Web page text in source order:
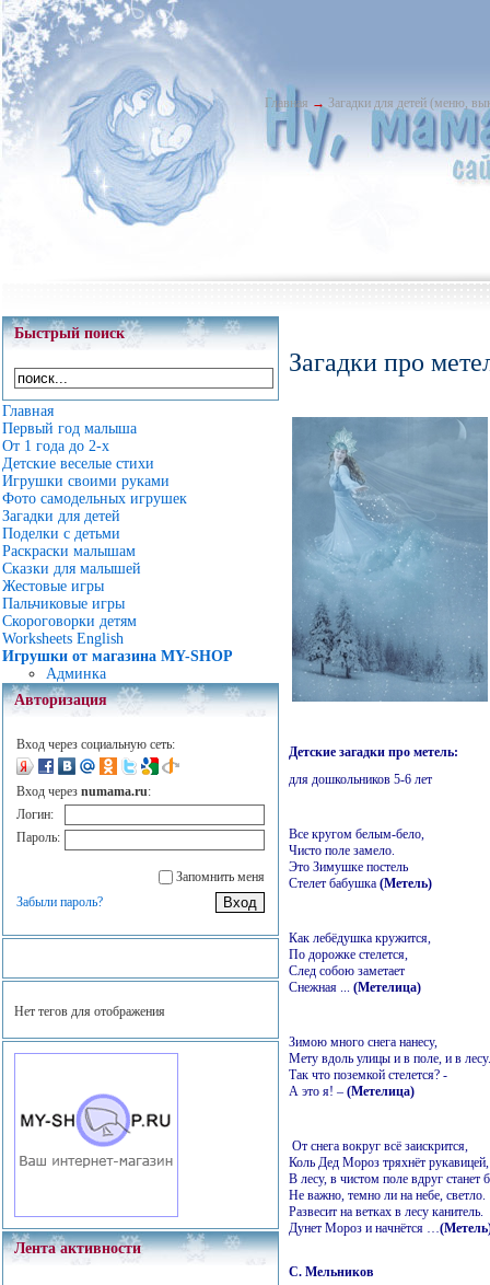
Главная → Загадки для детей (меню,
Быстрый поиск
Главная
Первый год малыша
От 1 года до 2-х
Детские веселые стихи
Игрушки своими руками
Фото самодельных игрушек
Загадки для детей
Поделки с детьми
Раскраски малышам
Сказки для малышей
Жестовые игры
Пальчиковые игры
Скороговорки детям
Worksheets English
Игрушки от магазина MY-SHOP
Админка
Авторизация
Вход через социальную сеть:
Вход через numama.ru:
Логин:
Пароль:
Запомнить меня
Забыли пароль?
Нет тегов для отображения
Лента активности
Загадки про
Детские загадки про метель:
для дошкольников 5-6 лет
Все кругом белым-бело,
Чисто поле замело.
Это Зимушке постель
Стелет бабушка (Метель)
Как лебёдушка кружится,
По дорожке стелется,
След собою заметает
Снежная ... (Метелица)
Зимою много снега нанесу,
Мету вдоль улицы и в поле, и в лесу.
Так что поземкой стелется? -
А это я! – (Метелица)
От снега вокруг всё заискрится,
Коль Дед Мороз тряхнёт рукавицей,
В лесу, в чистом поле вдруг станет
Не важно, темно ли на небе, светло.
Развесит на ветках в лесу канитель.
Дунет Мороз и начнётся …
С. Мельников